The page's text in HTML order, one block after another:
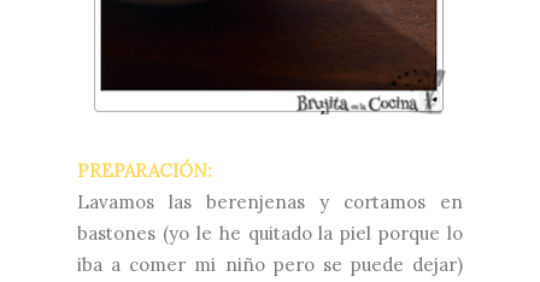
PREPARACIÓN:
Lavamos las berenjenas y cortamos en
bastones (yo le he quitado la piel porque lo
iba a comer mi niño pero se puede dejar)